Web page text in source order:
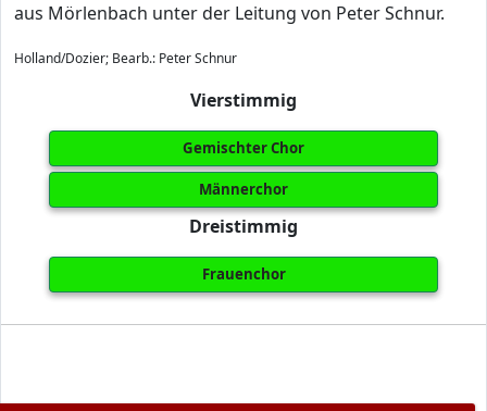
aus Mörlenbach unter der Leitung von Peter Schnur.
Holland/Dozier; Bearb.: Peter Schnur
Vierstimmig
Gemischter Chor
Männerchor
Dreistimmig
Frauenchor